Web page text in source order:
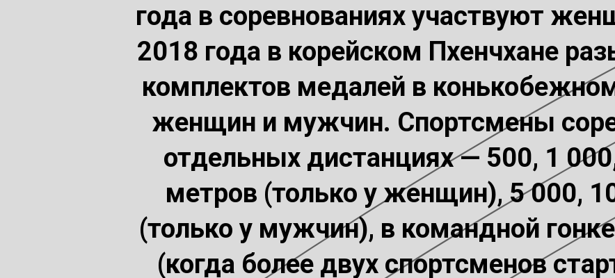
года в соревнованиях участвуют
2018 года в корейском Пхенчхане
комплектов медалей в
женщин и мужчин. Спортсмены
отдельных дистанциях — 500, 1
метров (только у женщин), 5 000,
(только у мужчин), в командной
(когда более двух спортсменов